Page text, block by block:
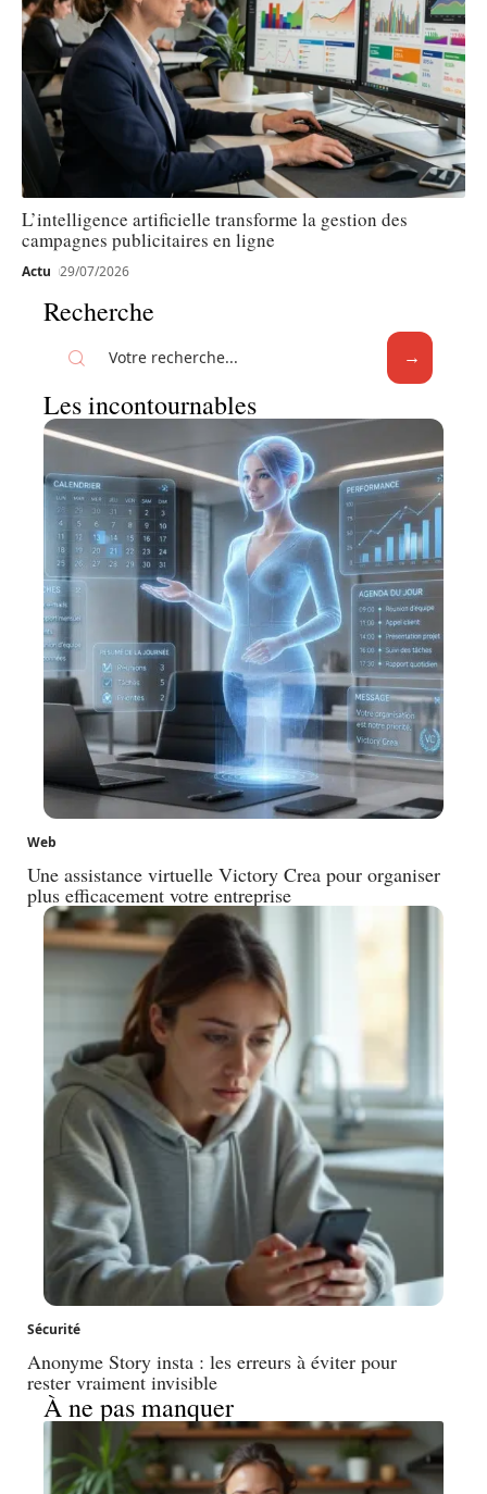
L’intelligence artificielle transforme la gestion des
campagnes publicitaires en ligne
Actu 29/07/2026
Recherche
Les incontournables
Web
Une assistance virtuelle Victory Crea pour organiser
plus efficacement votre entreprise
Sécurité
Anonyme Story insta : les erreurs à éviter pour
rester vraiment invisible
À ne pas manquer